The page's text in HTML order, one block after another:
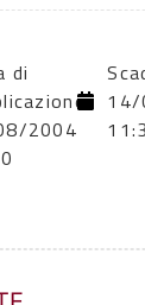
di
2004